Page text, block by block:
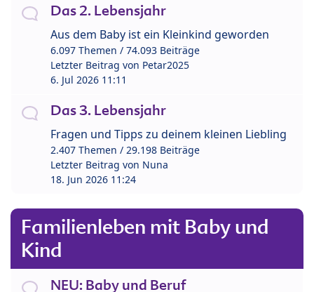
Das 2. Lebensjahr
Aus dem Baby ist ein Kleinkind geworden
6.097 Themen / 74.093 Beiträge
Letzter Beitrag von Petar2025
6. Jul 2026 11:11
Das 3. Lebensjahr
Fragen und Tipps zu deinem kleinen Liebling
2.407 Themen / 29.198 Beiträge
Letzter Beitrag von Nuna
18. Jun 2026 11:24
Familienleben mit Baby und
Kind
NEU: Baby und Beruf